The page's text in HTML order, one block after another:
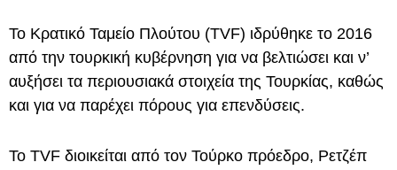
Το Κρατικό Ταμείο Πλούτου (TVF) ιδρύθηκε το 2016
από την τουρκική κυβέρνηση για να βελτιώσει και ν’
αυξήσει τα περιουσιακά στοιχεία της Τουρκίας, καθώς
και για να παρέχει πόρους για επενδύσεις.
Το TVF διοικείται από τον Τούρκο πρόεδρο, Ρετζέπ